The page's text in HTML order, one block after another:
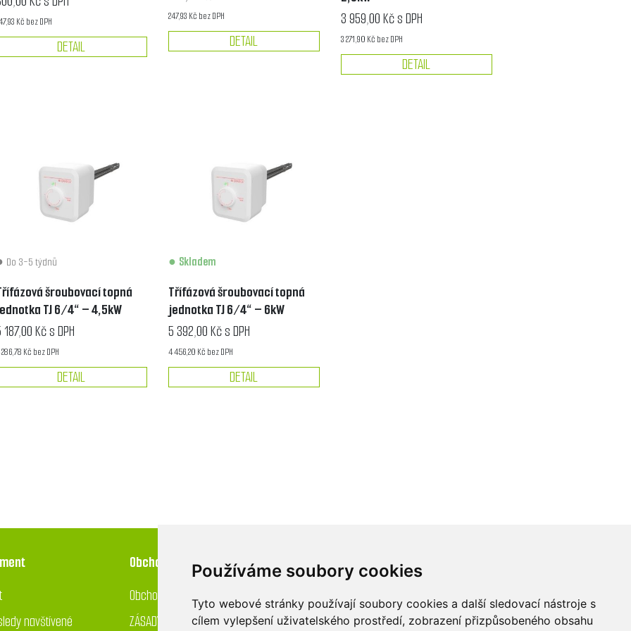
Používáme soubory cookies
Tyto webové stránky používají soubory cookies a další sledovací nástroje s
cílem vylepšení uživatelského prostředí, zobrazení přizpůsobeného obsahu
Kč bez DPH
DETAIL
247,93 Kč bez DPH
DETAIL
3 959,00 Kč s DPH
3 271,90 Kč bez DPH
DETAIL
Do 3-5 týdnů
šroubovací topná
TJ 6/4“ – 4,5kW
187,00 Kč s DPH
Kč bez DPH
DETAIL
Skladem
Třífázová šroubovací topná
jednotka TJ 6/4“ – 6kW
5 392,00 Kč s DPH
4 456,20 Kč bez DPH
DETAIL
navštívené
Obchod
Obchodní podmínky
ZÁSADY OCHRANY OSOBNÍCH ÚDAJŮ
Průmyslová 455/17,